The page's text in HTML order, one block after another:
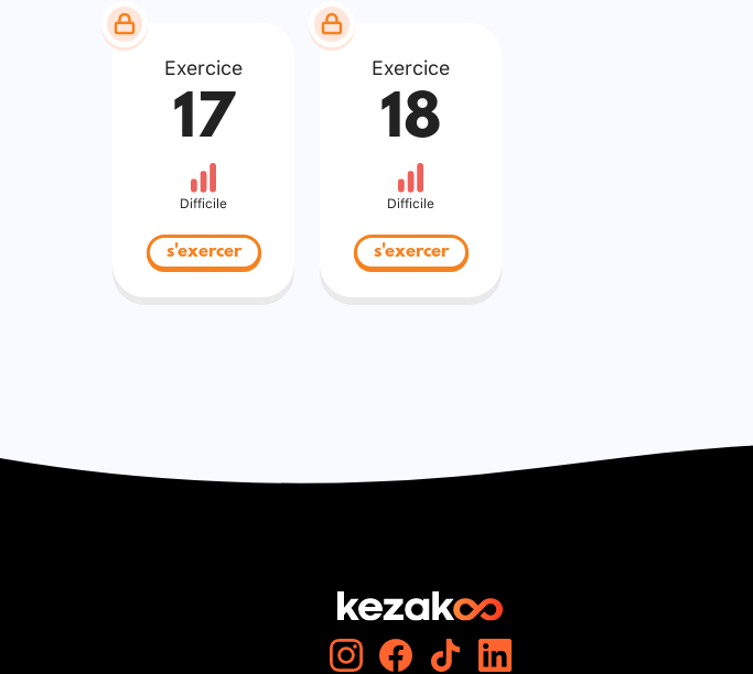
Exercice
17
Difficile
s'exercer
Exercice
18
Difficile
s'exercer